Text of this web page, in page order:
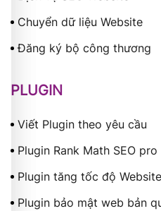
Chuyển dữ liệu Website
Đăng ký bộ công thương
PLUGIN
Viết Plugin theo yêu cầu
Plugin Rank Math SEO
Plugin tăng tốc độ
Plugin bảo mật web bản